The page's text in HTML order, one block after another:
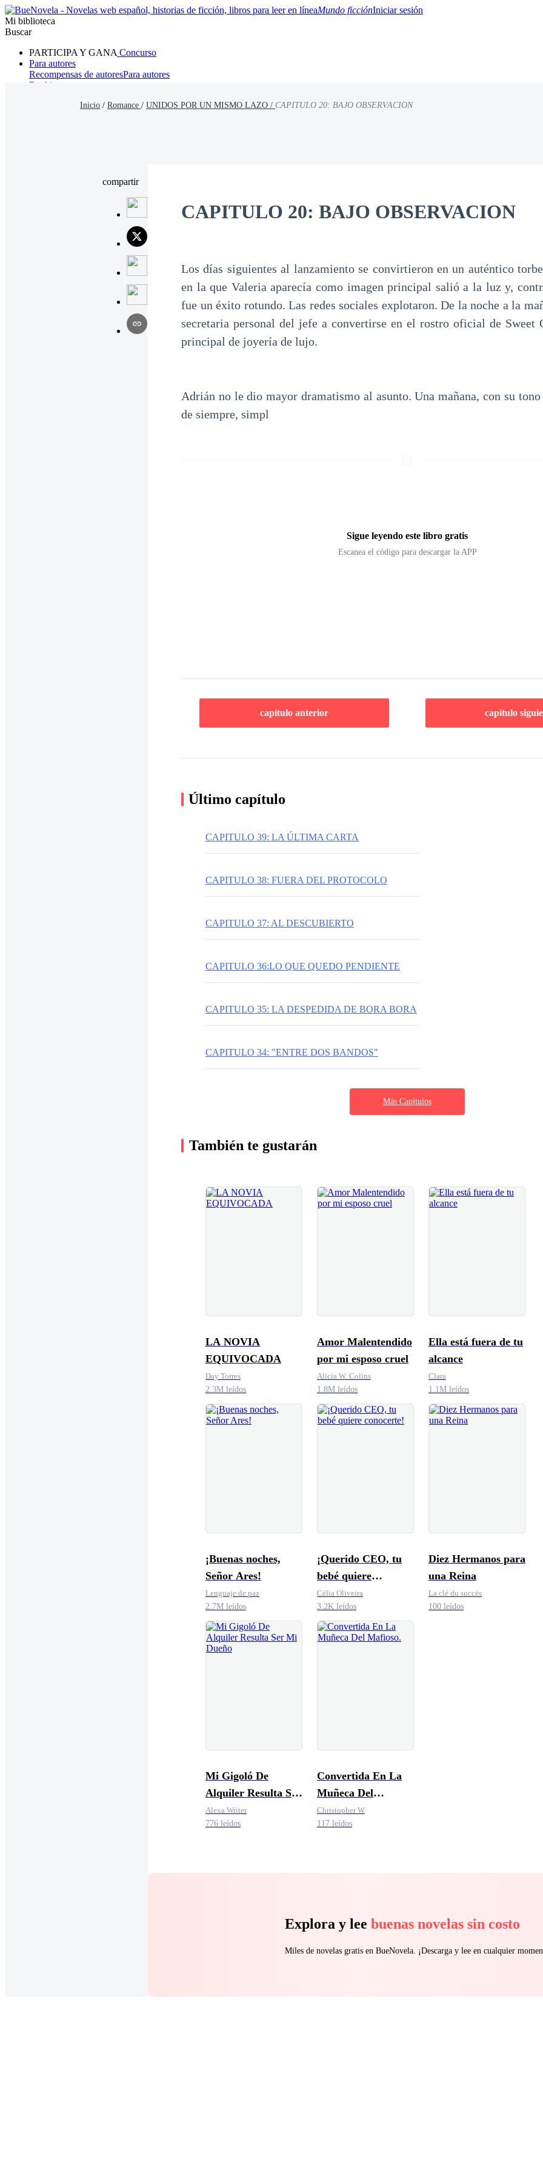
Mundo ficciónIniciar sesión
Mi biblioteca
Buscar
PARTICIPA Y GANA Concurso
Para autores
Recompensas de autoresPara autores
Ranking
Inicio / Romance / UNIDOS POR UN MISMO LAZO / CAPITULO 20: BAJO OBSERVACION
compartir
CAPITULO 20: BAJO OBSERVACION
Los días siguientes al lanzamiento se convirtieron en un auténtico
en la que Valeria aparecía como imagen principal salió a la luz y,
fue un éxito rotundo. Las redes sociales explotaron. De la noche a la
secretaria personal del jefe a convertirse en el rostro oficial de Sweet
principal de joyería de lujo.
Adrián no le dio mayor dramatismo al asunto. Una mañana, con su
de siempre, simpl
Sigue leyendo este libro gratis
Escanea el código para descargar la APP
capítulo anterior capítulo
Último capítulo
CAPITULO 39: LA ÚLTIMA CARTA
CAPITULO 38: FUERA DEL PROTOCOLO
CAPITULO 37: AL DESCUBIERTO
CAPITULO 36:LO QUE QUEDO PENDIENTE
CAPITULO 35: LA DESPEDIDA DE BORA BORA
CAPITULO 34: "ENTRE DOS BANDOS"
Más Capítulos
También te gustarán
LA NOVIA
EQUIVOCADA
Day Torres
2.3M leídos
Amor Malentendido
por mi esposo cruel
Alicia W. Colins
1.8M leídos
Ella está fuera de tu
alcance
Clara
1.1M leídos
¡Buenas noches,
Señor Ares!
Lenguaje de paz
2.7M leídos
¡Querido CEO, tu
bebé quiere
conocerte!
Célia Oliveira
3.2K leídos
Diez Hermanos para
una Reina
La clé du succès
100 leídos
Mi Gigoló De
Alquiler Resulta Ser
Mi Dueño
Alexa Writer
776 leídos
Convertida En La
Muñeca Del
Mafioso.
Christopher W
117 leídos
Explora y lee buenas novelas sin costo
Miles de novelas gratis en BueNovela. ¡Descarga y lee en cualquier